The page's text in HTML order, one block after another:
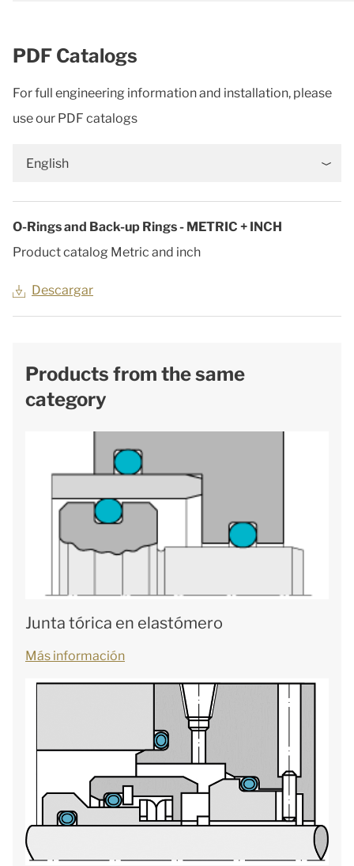
PDF Catalogs
For full engineering information and installation, please
use our PDF catalogs
English
O-Rings and Back-up Rings - METRIC + INCH
Product catalog Metric and inch
Descargar
Products from the same
category
Junta tórica en elastómero
Más información